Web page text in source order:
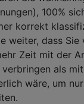
100%
korrekt
weiter, dass Sie
Zeit mit der
verbringen als
wäre, um